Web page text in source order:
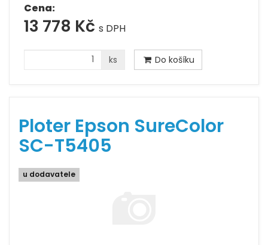
Cena:
13 778 Kč s DPH
ks Do košíku
Ploter Epson SureColor
SC-T5405
u dodavatele